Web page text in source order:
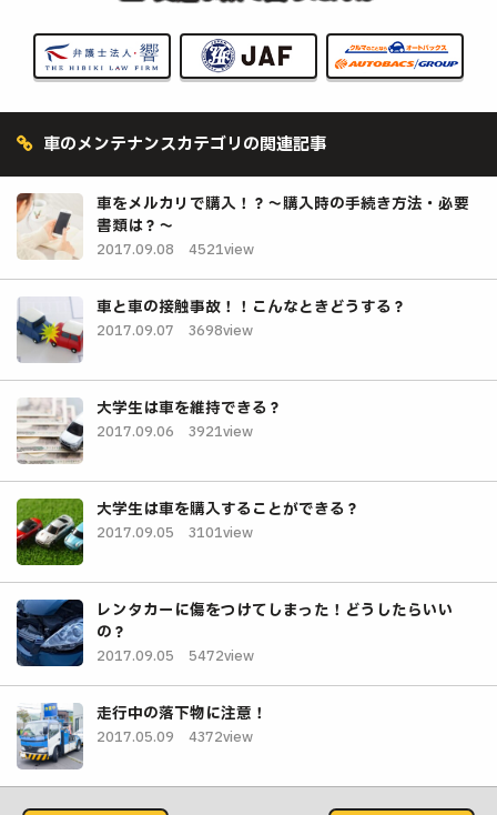
車のメンテナンスカテゴリの関連記事
車をメルカリで購入！？～購入時の手続き方法・必要
書類は？～
2017.09.08 4521view
車と車の接触事故！！こんなときどうする？
2017.09.07 3698view
大学生は車を維持できる？
2017.09.06 3921view
大学生は車を購入することができる？
2017.09.05 3101view
レンタカーに傷をつけてしまった！どうしたらいい
の？
2017.09.05 5472view
走行中の落下物に注意！
2017.05.09 4372view